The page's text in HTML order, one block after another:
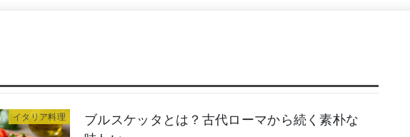
イタリア料理
ブルスケッタとは？古代ローマから続く素朴な